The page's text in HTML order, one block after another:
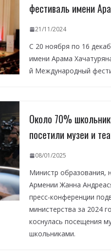
фестиваль имени
21/11/2024
С 20 ноября по 16
имени Арама
й Международный
Около 70%
посетили музеи и
08/01/2025
Министр образования,
Армении Жанна
пресс-конференции
министерства за 2024
коснулась посещения
школьниками.